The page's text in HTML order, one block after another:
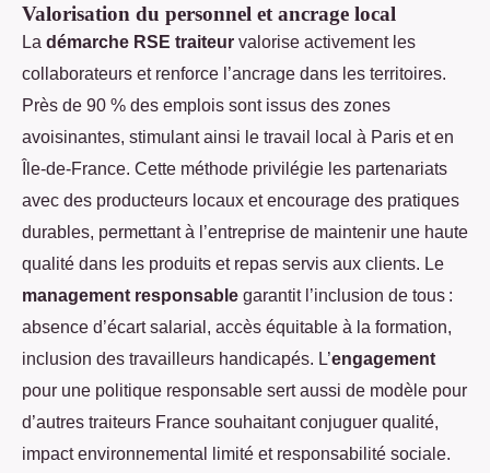
Valorisation du personnel et ancrage local
La démarche RSE traiteur valorise activement les
collaborateurs et renforce l’ancrage dans les territoires.
Près de 90 % des emplois sont issus des zones
avoisinantes, stimulant ainsi le travail local à Paris et en
Île-de-France. Cette méthode privilégie les partenariats
avec des producteurs locaux et encourage des pratiques
durables, permettant à l’entreprise de maintenir une haute
qualité dans les produits et repas servis aux clients. Le
management responsable garantit l’inclusion de tous :
absence d’écart salarial, accès équitable à la formation,
inclusion des travailleurs handicapés. L’engagement
pour une politique responsable sert aussi de modèle pour
d’autres traiteurs France souhaitant conjuguer qualité,
impact environnemental limité et responsabilité sociale.